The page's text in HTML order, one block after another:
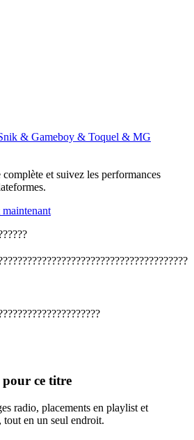
& Gameboy & Toquel & MG
et suivez les performances
pour ce titre
radio, placements en playlist et
tout en un seul endroit.